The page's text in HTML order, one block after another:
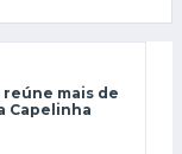
reúne mais de
Capelinha